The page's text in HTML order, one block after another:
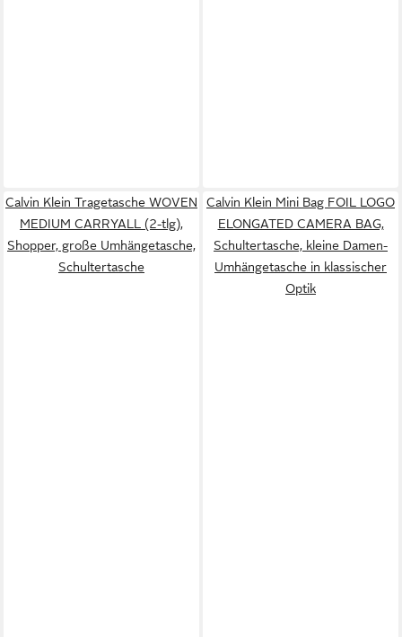
Calvin Klein Tragetasche WOVEN
MEDIUM CARRYALL (2-tlg),
Shopper, große Umhängetasche,
Schultertasche
Calvin Klein Mini Bag FOIL LOGO
ELONGATED CAMERA BAG,
Schultertasche, kleine Damen-
Umhängetasche in klassischer
Optik